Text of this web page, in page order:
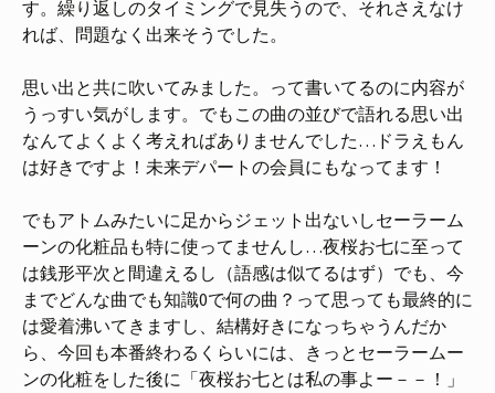
す。繰り返しのタイミングで見失うので、それさえなけ
れば、問題なく出来そうでした。
思い出と共に吹いてみました。って書いてるのに内容が
うっすい気がします。でもこの曲の並びで語れる思い出
なんてよくよく考えればありませんでした…ドラえもん
は好きですよ！未来デパートの会員にもなってます！
でもアトムみたいに足からジェット出ないしセーラーム
ーンの化粧品も特に使ってませんし…夜桜お七に至って
は銭形平次と間違えるし（語感は似てるはず）でも、今
までどんな曲でも知識0で何の曲？って思っても最終的に
は愛着沸いてきますし、結構好きになっちゃうんだか
ら、今回も本番終わるくらいには、きっとセーラームー
ンの化粧をした後に「夜桜お七とは私の事よー－－！」